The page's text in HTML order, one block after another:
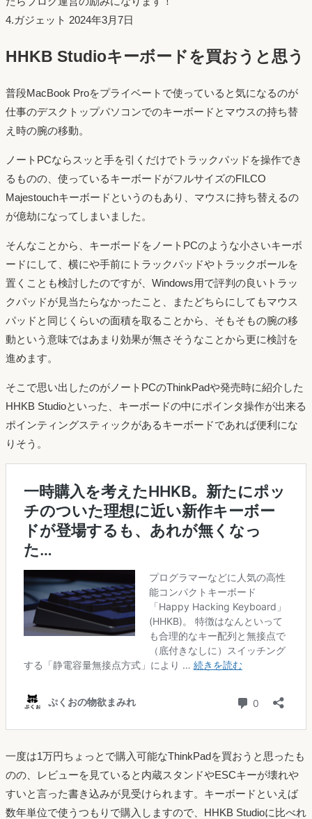
4.ガジェット 投
日：
2024年3月7日
HHKB Studioキーボードを買おうと思う
普段MacBook Proをプライベートで使っていると気になるのが
仕事のデスクトップパソコンでのキーボードとマウスの持ち替
え時の腕の移動。
ノートPCならスッと手を引くだけでトラックパッドを操作でき
るものの、使っているキーボードがフルサイズのFILCO
Majestouchキーボードというのもあり、マウスに持ち替えるの
が億劫になってしまいました。
そんなことから、キーボードをノートPCのような小さいキーボ
ードにして、横にや手前にトラックパッドやトラックボールを
置くことも検討したのですが、Windows用で評判の良いトラッ
クパッドが見当たらなかったこと、またどちらにしてもマウス
パッドと同じくらいの面積を取ることから、そもそもの腕の移
動という意味ではあまり効果が無さそうなことから更に検討を
進めます。
そこで思い出したのがノートPCのThinkPadや発売時に紹介した
HHKB Studioといった、キーボードの中にポインタ操作が出来る
ポインティングスティックがあるキーボードであれば便利にな
りそう。
一度は1万円ちょっとで購入可能なThinkPadを買おうと思ったも
のの、レビューを見ていると内蔵スタンドやESCキーが壊れや
すいと言った書き込みが見受けられます。キーボードといえば
数年単位で使うつもりで購入しますので、HHKB Studioに比べれ